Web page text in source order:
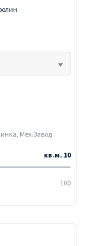
Мех.Завод
кв.м. 10
100